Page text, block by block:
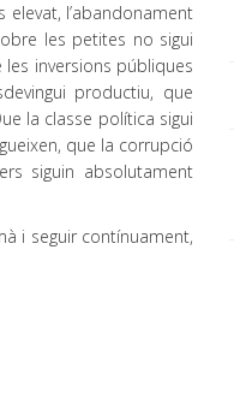
l’abandonament
les petites no sigui
inversions públiques
productiu, que
la classe política sigui
que la corrupció
siguin absolutament
i seguir contínuament,